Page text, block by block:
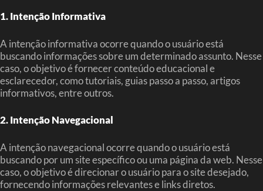
1. Intenção Informativa
A intenção informativa ocorre quando o usuário está
buscando informações sobre um determinado assunto. Nesse
caso, o objetivo é fornecer conteúdo educacional e
esclarecedor, como tutoriais, guias passo a passo, artigos
informativos, entre outros.
2. Intenção Navegacional
A intenção navegacional ocorre quando o usuário está
buscando por um site específico ou uma página da web. Nesse
caso, o objetivo é direcionar o usuário para o site desejado,
fornecendo informações relevantes e links diretos.